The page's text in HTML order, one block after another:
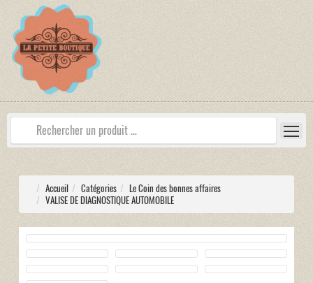
Accueil Catégories
Le Coin des bonnes affaires
VALISE DE DIAGNOSTIQUE AUTOMOBILE